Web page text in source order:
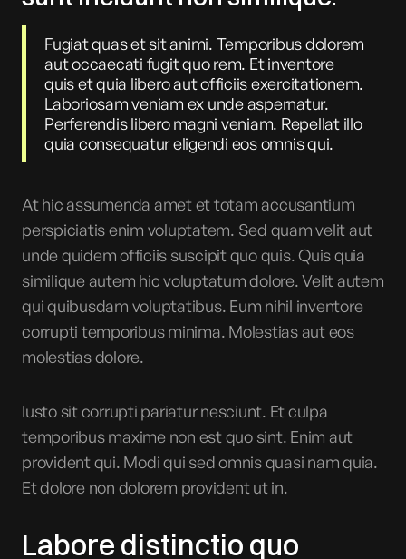
Fugiat quas et sit animi. Temporibus dolorem
aut occaecati fugit quo rem. Et inventore
quis et quia libero aut officiis exercitationem.
Laboriosam veniam ex unde aspernatur.
Perferendis libero magni veniam. Repellat illo
quia consequatur eligendi eos omnis qui.
At hic assumenda amet et totam accusantium
perspiciatis enim voluptatem. Sed quam velit aut
unde quidem officiis suscipit quo quis. Quis quia
similique autem hic voluptatum dolore. Velit autem
qui quibusdam voluptatibus. Eum nihil inventore
corrupti temporibus minima. Molestias aut eos
molestias dolore.
Iusto sit corrupti pariatur nesciunt. Et culpa
temporibus maxime non est quo sint. Enim aut
provident qui. Modi qui sed omnis quasi nam quia.
Et dolore non dolorem provident ut in.
Labore distinctio quo